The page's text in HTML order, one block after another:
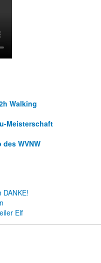
Walking
Meisterschaft
WVNW
Elf